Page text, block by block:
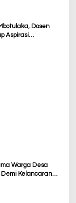
Dosen
Aspirasi
Karang
Warga Desa
Demi Kelancaran